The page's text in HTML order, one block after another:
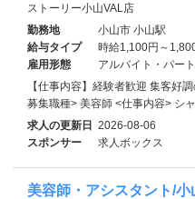
ストーリー小山VAL店
勤務地
小山市 小山駅
給与タイプ
時給1,100円～
雇用形態
アルバイト・パート
【仕事内容】経験者歓迎 集客好
募集職種> 美容師 <仕事内容> シ
求人の更新日 2026-08-06
スポンサー
求人ボックス
美容師・アシスタント/